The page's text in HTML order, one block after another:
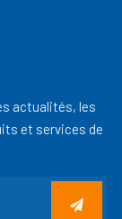
actualités, les
et services de